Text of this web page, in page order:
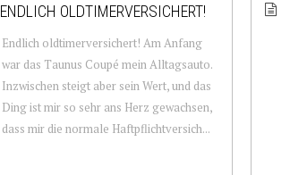
ENDLICH OLDTIMERVERSICHERT!
Endlich oldtimerversichert! Am Anfang
war das Taunus Coupé mein Alltagsauto.
Inzwischen steigt aber sein Wert, und das
Ding ist mir so sehr ans Herz gewachsen,
dass mir die normale Haftpflichtversich...